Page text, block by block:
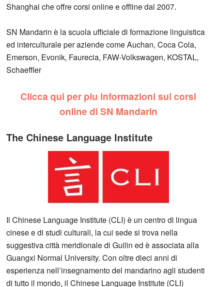
Shanghai che offre corsi online e offline dal 2007.
SN Mandarin è la scuola ufficiale di formazione linguistica
ed interculturale per aziende come Auchan, Coca Cola,
Emerson, Evonik, Faurecia, FAW-Volkswagen, KOSTAL,
Schaeffler
Clicca qui per piu informazioni sui corsi
online di SN Mandarin
The Chinese Language Institute
Il Chinese Language Institute (CLI) è un centro di lingua
cinese e di studi culturali, la cui sede si trova nella
suggestiva città meridionale di Guilin ed è associata alla
Guangxi Normal University. Con oltre dieci anni di
esperienza nell’insegnamento del mandarino agli studenti
di tutto il mondo, il Chinese Language Institute (CLI)